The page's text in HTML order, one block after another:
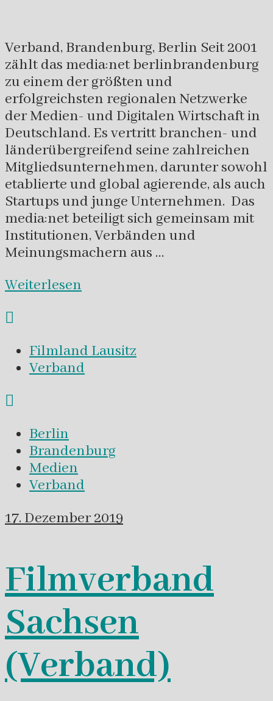
Verband, Brandenburg, Berlin Seit 2001
zählt das media:net berlinbrandenburg
zu einem der größten und
erfolgreichsten regionalen Netzwerke
der Medien- und Digitalen Wirtschaft in
Deutschland. Es vertritt branchen- und
länderübergreifend seine zahlreichen
Mitgliedsunternehmen, darunter sowohl
etablierte und global agierende, als auch
Startups und junge Unternehmen. Das
media:net beteiligt sich gemeinsam mit
Institutionen, Verbänden und
Meinungsmachern aus …
Weiterlesen
Filmland Lausitz
Verband
Berlin
Brandenburg
Medien
Verband
17. Dezember 2019
Filmverband
Sachsen
(Verband)